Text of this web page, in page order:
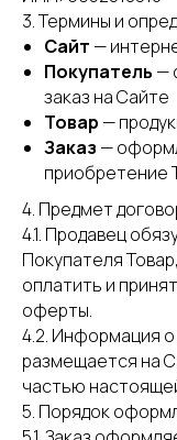
3. Термины и
Сайт —
Покупатель —
заказ на Сайте
Товар —
Заказ —
приобретение
4. Предмет
4.1. Продавец
Покупателя
оплатить и
оферты.
4.2. Информация
размещается на
частью
5. Порядок